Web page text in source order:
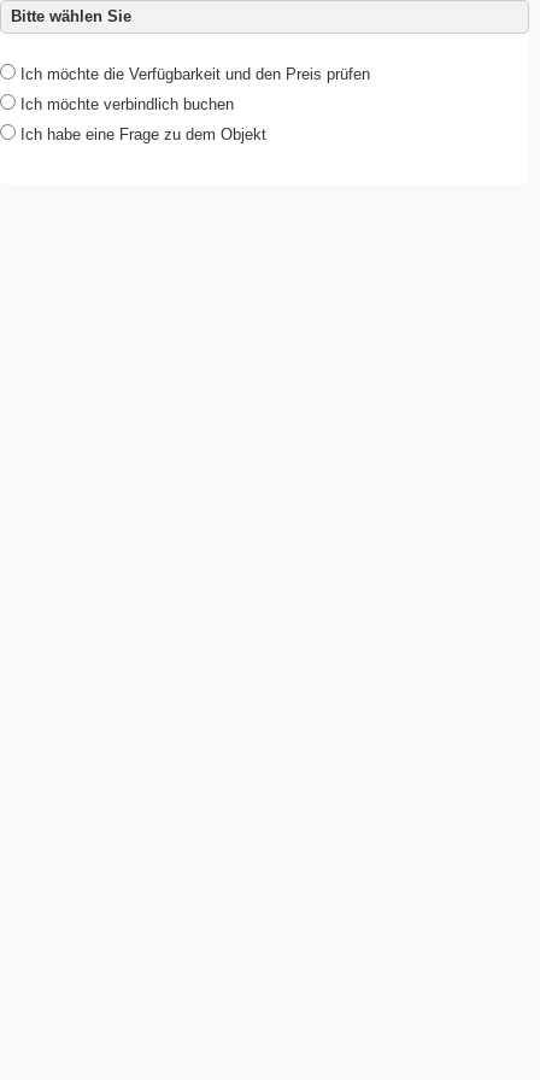
Bitte wählen Sie
Ich möchte die Verfügbarkeit und den Preis prüfen
Ich möchte verbindlich buchen
Ich habe eine Frage zu dem Objekt